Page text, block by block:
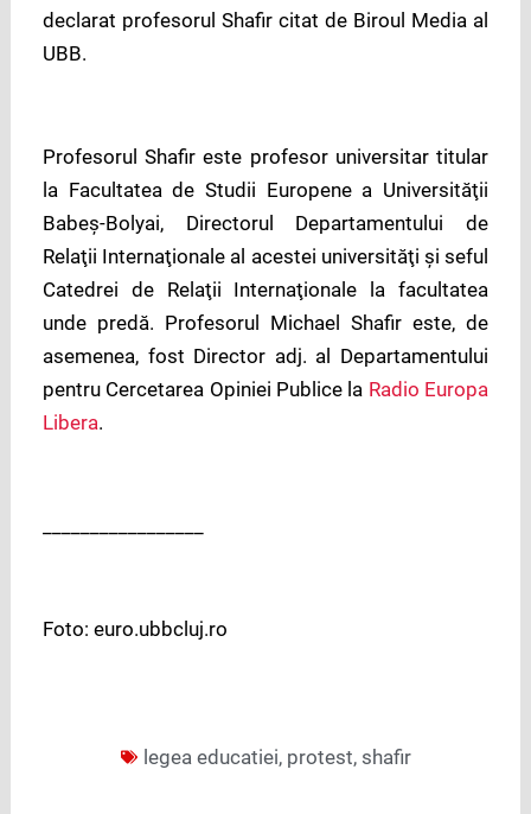
declarat profesorul Shafir citat de Biroul Media al
UBB.
Profesorul Shafir este profesor universitar titular
la Facultatea de Studii Europene a Universităţii
Babeş-Bolyai, Directorul Departamentului de
Relaţii Internaţionale al acestei universităţi şi seful
Catedrei de Relaţii Internaţionale la facultatea
unde predă. Profesorul Michael Shafir este, de
asemenea, fost Director adj. al Departamentului
pentru Cercetarea Opiniei Publice la Radio Europa
Libera.
Foto: euro.ubbcluj.ro
legea educatiei, protest, shafir